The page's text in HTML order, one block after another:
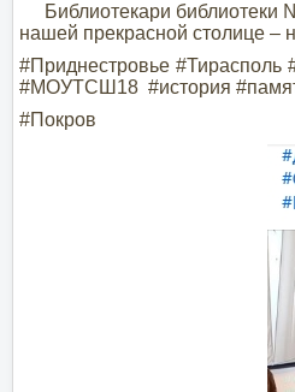
Библиотекари библиотеки
нашей прекрасной столице –
#Приднестровье #Тирасполь
#МОУТСШ18 #история
#Покров